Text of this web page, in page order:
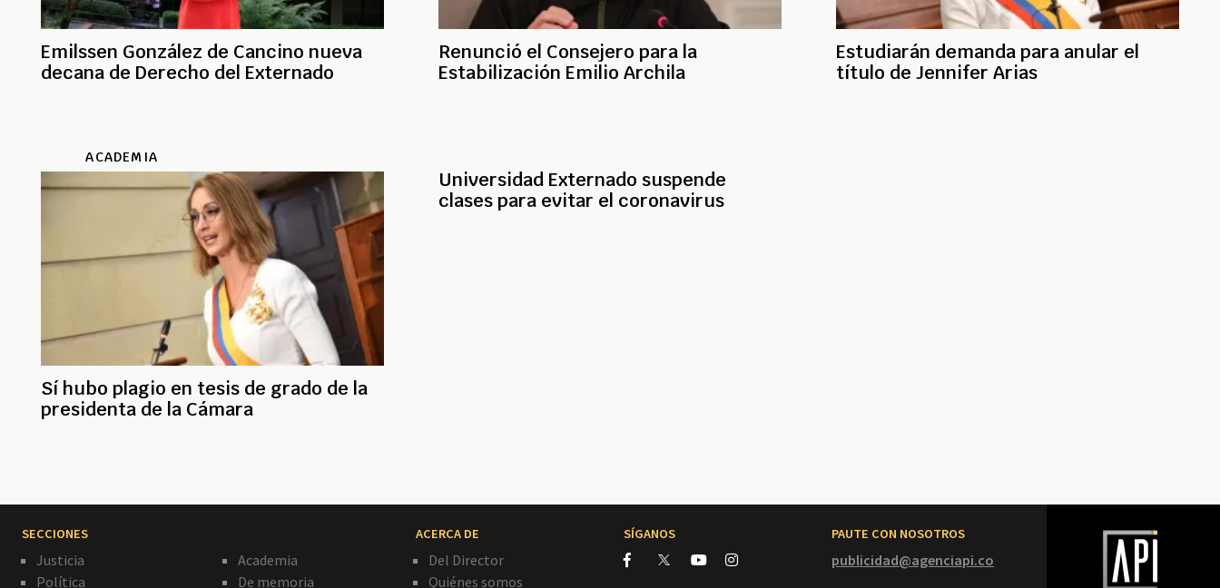
Emilssen González de Cancino nueva
decana de Derecho del Externado
Renunció el Consejero para la
Estabilización Emilio Archila
Estudiarán demanda para anular el
título de Jennifer Arias
ACADEMIA
Sí hubo plagio en tesis de grado de la
presidenta de la Cámara
Universidad Externado suspende
clases para evitar el coronavirus
SECCIONES
Justicia
Política
Academia
De memoria
ACERCA DE
Del Director
Quiénes somos
SÍGANOS PAUTE CON NOSOTROS
publicidad@agenciapi.co